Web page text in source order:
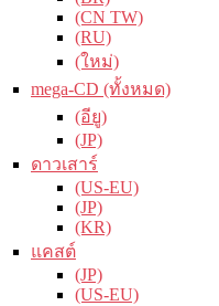
(CN TW)
(RU)
(ใหม่)
mega-CD (ทั้งหมด)
(อียู)
(JP)
ดาวเสาร์
(US-EU)
(JP)
(KR)
แคสต์
(JP)
(US-EU)